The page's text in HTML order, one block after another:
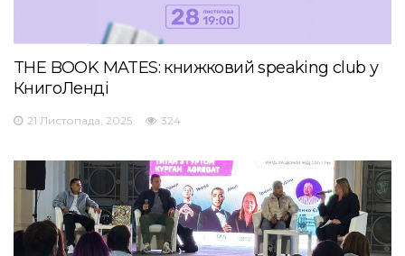
THE BOOK MATES: книжковий speaking club у
КнигоЛенді
21 Листопада, 2025 324